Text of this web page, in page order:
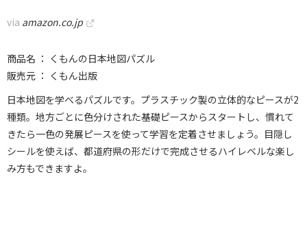
via amazon.co.jp
商品名 ： くもんの日本地図パズル
販売元 ： くもん出版
日本地図を学べるパズルです。プラスチック製の立体的なピースが2
種類。地方ごとに色分けされた基礎ピースからスタートし、慣れて
きたら一色の発展ピースを使って学習を定着させましょう。目隠し
シールを使えば、都道府県の形だけで完成させるハイレベルな楽し
み方もできますよ。